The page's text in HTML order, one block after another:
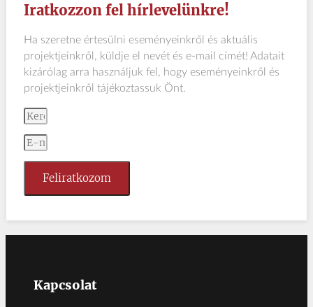
Iratkozzon fel hírlevelünkre!
Ha szeretne értesülni eseményeinkről és aktuális
projektjeinkről, küldje el nevét és e-mail címét! Adatait
kizárólag arra használjuk fel, hogy eseményeinkről és
projektjeinkről tájékoztassuk Önt.
Feliratkozom
Kapcsolat